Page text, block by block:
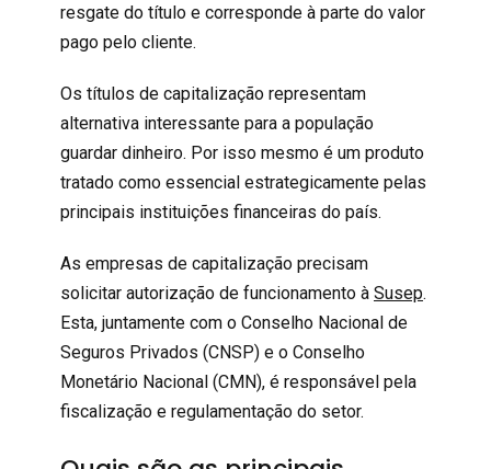
resgate do título e corresponde à parte do valor
pago pelo cliente.
Os títulos de capitalização representam
alternativa interessante para a população
guardar dinheiro. Por isso mesmo é um produto
tratado como essencial estrategicamente pelas
principais instituições financeiras do país.
As empresas de capitalização precisam
solicitar autorização de funcionamento à Susep.
Esta, juntamente com o Conselho Nacional de
Seguros Privados (CNSP) e o Conselho
Monetário Nacional (CMN), é responsável pela
fiscalização e regulamentação do setor.